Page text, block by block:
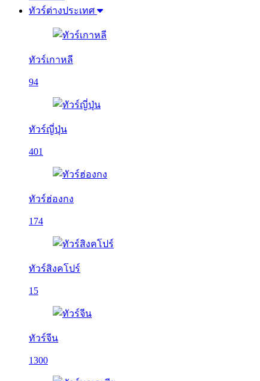
ทัวร์ต่างประเทศ
ทัวร์เกาหลี
94
ทัวร์ญี่ปุ่น
401
ทัวร์ฮ่องกง
174
ทัวร์สิงคโปร์
15
ทัวร์จีน
1300